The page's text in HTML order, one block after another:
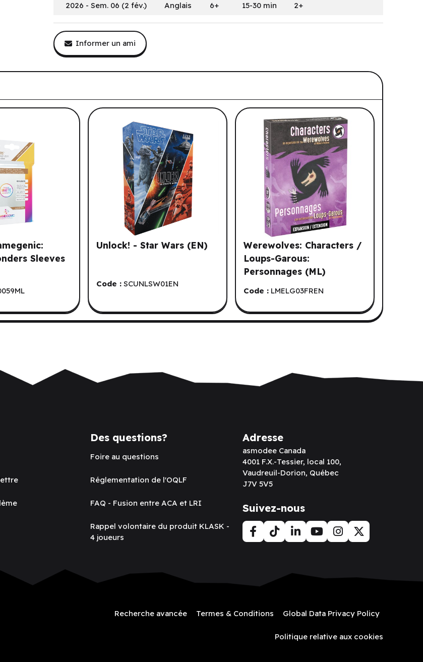
2026 - Sem. 06 (2 fév.)
Anglais
6+
15-30 min
2+
Informer un ami
de navigation.
Sleeves
Unlock! - Star Wars (EN)
Code : SCUNLSW01EN
Werewolves: Characters /
Loups-Garous:
Personnages (ML)
Code : LMELG03FREN
Des questions?
Foire au questions
Réglementation de l'OQLF
FAQ - Fusion entre ACA et LRI
Rappel volontaire du produit KLASK -
4 joueurs
Adresse
asmodee Canada
4001 F.X.-Tessier, local 100,
Vaudreuil-Dorion, Québec
J7V 5V5
Suivez-nous
Recherche avancée Termes & Conditions Global Data Privacy Policy
Politique relative aux cookies